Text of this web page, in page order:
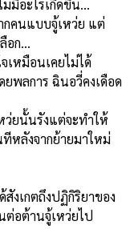
มีอะไรเกิดขึ้น...
กคนแบบจู้เหว่ย แต่
อก...
เหมือนเคยไม่ได้
ยพลการ ฉินอวี่คงเดือด
ว่ยนั้นรังแต่จะทำให้
หลังจากย้ายมาใหม่
งเกตถึงปฏิกิริยาของ
ต่อต้านจู้เหว่ยไป